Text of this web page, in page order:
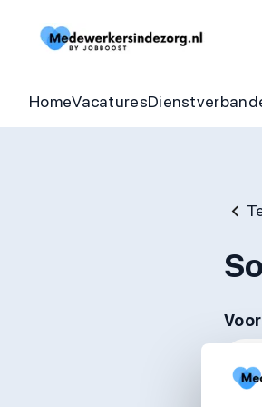
HomeVacatures
Begeleider vacatures
Thuishulp vacatures
Detachering
In dienst